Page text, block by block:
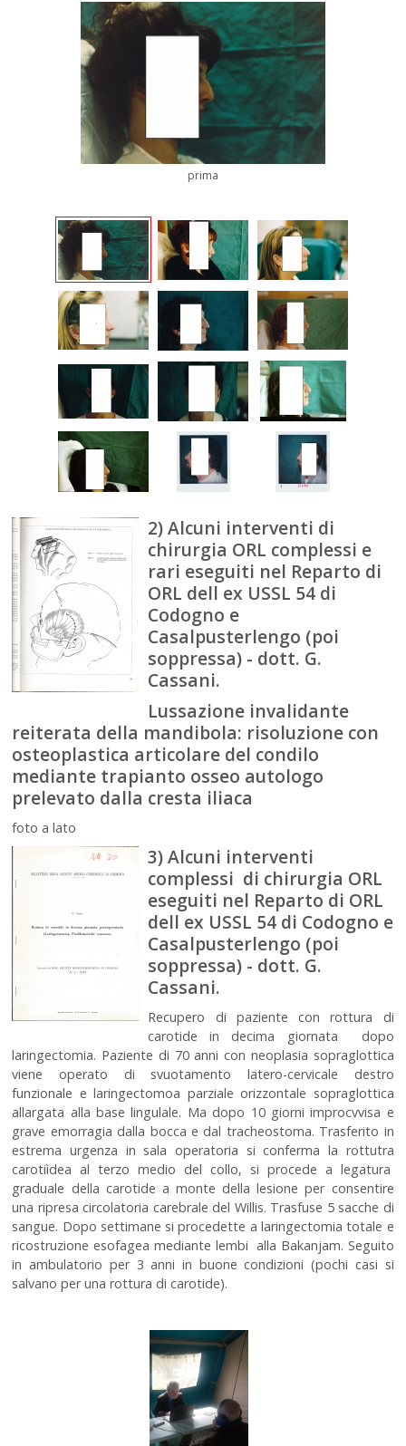
prima
2) Alcuni interventi di
chirurgia ORL complessi e
rari eseguiti nel Reparto di
ORL dell ex USSL 54 di
Codogno e
Casalpusterlengo (poi
soppressa) - dott. G.
Cassani.
Lussazione invalidante
reiterata della mandibola: risoluzione con
osteoplastica articolare del condilo
mediante trapianto osseo autologo
prelevato dalla cresta iliaca
foto a lato
3) Alcuni interventi
complessi di chirurgia ORL
eseguiti nel Reparto di ORL
dell ex USSL 54 di Codogno e
Casalpusterlengo (poi
soppressa) - dott. G.
Cassani.
Recupero di paziente con rottura di
carotide in decima giornata dopo
laringectomia. Paziente di 70 anni con neoplasia sopraglottica
viene operato di svuotamento latero-cervicale destro
funzionale e laringectomoa parziale orizzontale sopraglottica
allargata alla base lingulale. Ma dopo 10 giorni improcvvisa e
grave emorragia dalla bocca e dal tracheostoma. Trasferito in
estrema urgenza in sala operatoria si conferma la rottutra
carotiìdea al terzo medio del collo, si procede a legatura
graduale della carotide a monte della lesione per consentire
una ripresa circolatoria carebrale del Willis. Trasfuse 5 sacche di
sangue. Dopo settimane si procedette a laringectomia totale e
ricostruzione esofagea mediante lembi alla Bakanjam. Seguito
in ambulatorio per 3 anni in buone condizioni (pochi casi si
salvano per una rottura di carotide).